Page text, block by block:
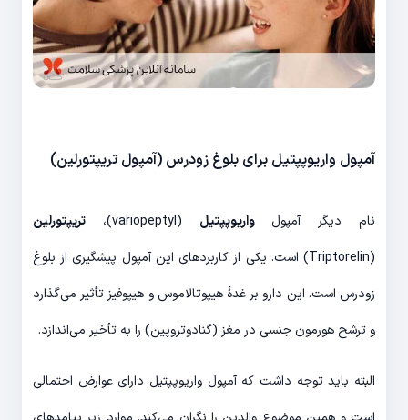
آمپول واریوپپتیل برای بلوغ زودرس (آمپول تریپتورلین)
نام دیگر آمپولواریوپپتیل (variopeptyl)،
تریپتورلین
(Triptorelin) است. یکی از کاربردهای این آمپول پیشگیری از بلوغ
زودرس است. این دارو بر غدۀ هیپوتالاموس و هیپوفیز تأثیر می‌گذارد
و ترشح هورمون جنسی در مغز (گنادوتروپین) را به تأخیر می‌اندازد.
البته باید توجه داشت که آمپول واریوپپتیل دارای عوارض احتمالی